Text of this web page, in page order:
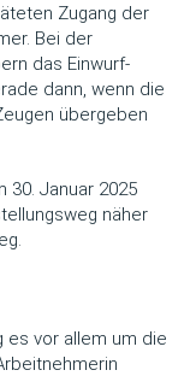
Zugang der
Bei der
das Einwurf-
dann, wenn die
übergeben
30. Januar 2025
näher
es vor allem um die